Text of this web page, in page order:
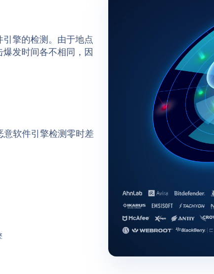
擎的检测。由于地点
发时间各不相同，因
意软件引擎检测零时差